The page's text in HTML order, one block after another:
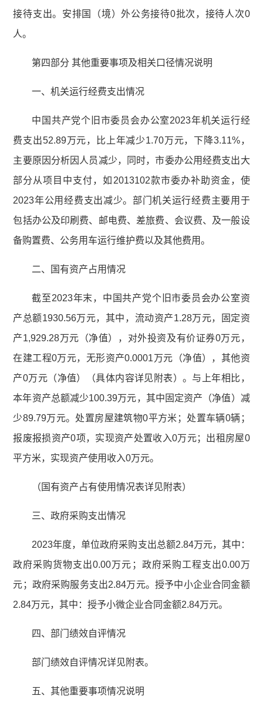
接待支出。安排国（境）外公务接待0批次，接待人次0
人。
第四部分 其他重要事项及相关口径情况说明
一、机关运行经费支出情况
中国共产党个旧市委员会办公室2023年机关运行经
费支出52.89万元，比上年减少1.70万元，下降3.11%，
主要原因分析因人员减少，同时，市委办公用经费支出大
部分从项目中支付，如2013102款市委办补助资金，使
2023年公用经费支出减少。部门机关运行经费主要用于
包括办公及印刷费、邮电费、差旅费、会议费、及一般设
备购置费、公务用车运行维护费以及其他费用。
二、国有资产占用情况
截至2023年末，中国共产党个旧市委员会办公室资
产总额1930.56万元，其中，流动资产1.28万元，固定资
产1,929.28万元（净值），对外投资及有价证券0万元，
在建工程0万元，无形资产0.0001万元（净值），其他资
产0万元（净值）（具体内容详见附表）。与上年相比，
本年资产总额减少100.39万元，其中固定资产（净值）减
少89.79万元。处置房屋建筑物0平方米；处置车辆0辆；
报废报损资产0项，实现资产处置收入0万元；出租房屋0
平方米，实现资产使用收入0万元。
（国有资产占有使用情况表详见附表）
三、政府采购支出情况
2023年度，单位政府采购支出总额2.84万元，其中：
政府采购货物支出0.00万元；政府采购工程支出0.00万
元；政府采购服务支出2.84万元。授予中小企业合同金额
2.84万元，其中：授予小微企业合同金额2.84万元。
四、部门绩效自评情况
部门绩效自评情况详见附表。
五、其他重要事项情况说明